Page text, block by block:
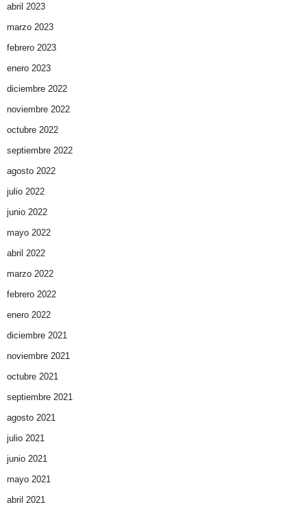
abril 2023
marzo 2023
febrero 2023
enero 2023
diciembre 2022
noviembre 2022
octubre 2022
septiembre 2022
agosto 2022
julio 2022
junio 2022
mayo 2022
abril 2022
marzo 2022
febrero 2022
enero 2022
diciembre 2021
noviembre 2021
octubre 2021
septiembre 2021
agosto 2021
julio 2021
junio 2021
mayo 2021
abril 2021